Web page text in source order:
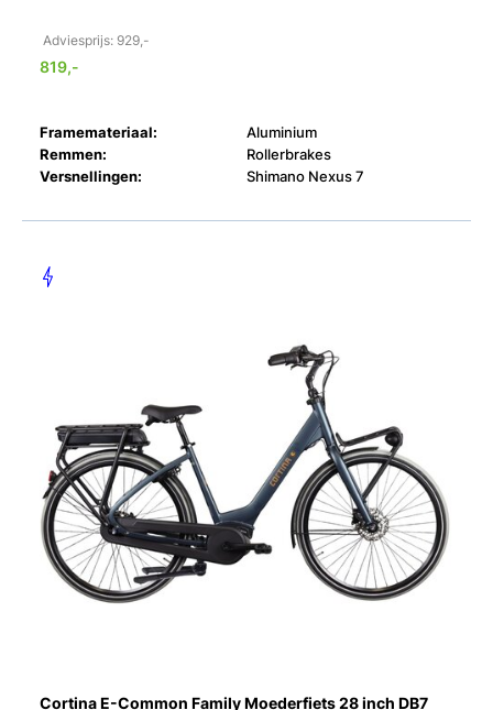
Adviesprijs: 929,-
819,-
Framemateriaal:
Aluminium
Remmen:
Rollerbrakes
Versnellingen:
Shimano Nexus 7
Cortina E-Common Family Moederfiets 28 inch DB7